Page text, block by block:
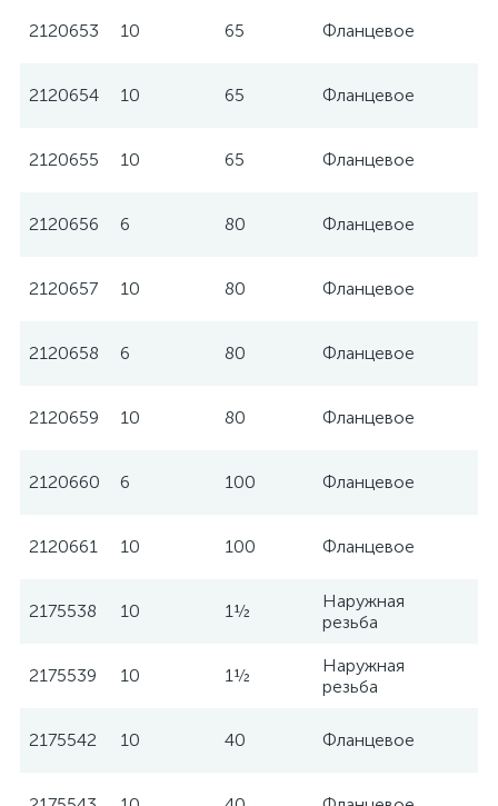
2120653 10 65 Фланцевое
2120654 10 65 Фланцевое
2120655 10 65 Фланцевое
2120656 6 80 Фланцевое
2120657 10 80 Фланцевое
2120658 6 80 Фланцевое
2120659 10 80 Фланцевое
2120660 6 100 Фланцевое
2120661 10 100 Фланцевое
2175538 10 1½
Наружная
резьба
2175539 10 1½
Наружная
резьба
2175542 10 40 Фланцевое